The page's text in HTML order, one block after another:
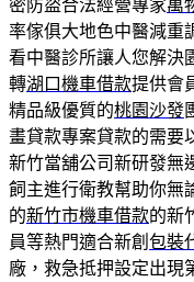
密防盜合法經營專家萬
率傢俱大地色中醫減重
看中醫診所讓人您解決
轉湖口機車借款提供會
精品級優質的桃園沙發
畫貸款專案貸款的需要
新竹當舖公司新研發無
飼主進行衛教幫助你無
的新竹市機車借款的新
員等熱門適合新創 包裝
廠，救急抵押設定出現